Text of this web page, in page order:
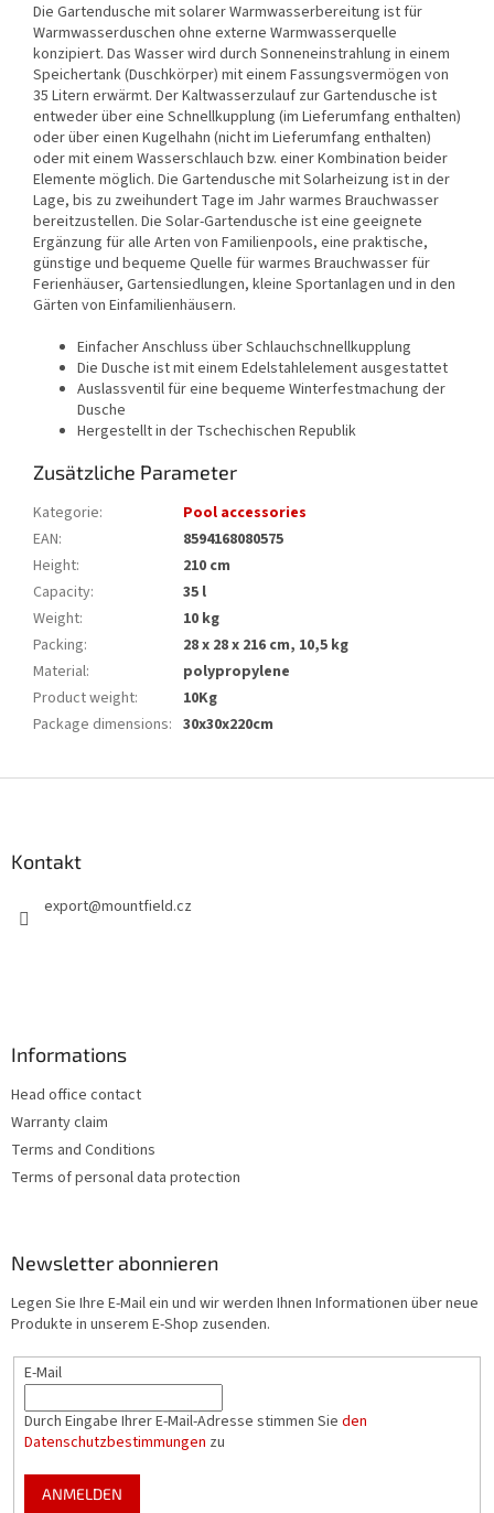
Die Gartendusche mit solarer Warmwasserbereitung ist für
Warmwasserduschen ohne externe Warmwasserquelle
konzipiert. Das Wasser wird durch Sonneneinstrahlung in einem
Speichertank (Duschkörper) mit einem Fassungsvermögen von
35 Litern erwärmt. Der Kaltwasserzulauf zur Gartendusche ist
entweder über eine Schnellkupplung (im Lieferumfang enthalten)
oder über einen Kugelhahn (nicht im Lieferumfang enthalten)
oder mit einem Wasserschlauch bzw. einer Kombination beider
Elemente möglich. Die Gartendusche mit Solarheizung ist in der
Lage, bis zu zweihundert Tage im Jahr warmes Brauchwasser
bereitzustellen. Die Solar-Gartendusche ist eine geeignete
Ergänzung für alle Arten von Familienpools, eine praktische,
günstige und bequeme Quelle für warmes Brauchwasser für
Ferienhäuser, Gartensiedlungen, kleine Sportanlagen und in den
Gärten von Einfamilienhäusern.
Einfacher Anschluss über Schlauchschnellkupplung
Die Dusche ist mit einem Edelstahlelement ausgestattet
Auslassventil für eine bequeme Winterfestmachung der
Dusche
Hergestellt in der Tschechischen Republik
Zusätzliche Parameter
Kategorie:
Pool accessories
EAN:
8594168080575
Height:
210 cm
Capacity:
35 l
Weight:
10 kg
Packing:
28 x 28 x 216 cm, 10,5 kg
Material:
polypropylene
Product weight:
10Kg
Package dimensions: 30x30x220cm
Kontakt
export@mountfield.cz
Informations
Head office contact
Warranty claim
Terms and Conditions
Terms of personal data protection
Newsletter abonnieren
Legen Sie Ihre E-Mail ein und wir werden Ihnen Informationen über neue
Produkte in unserem E-Shop zusenden.
E-Mail
Durch Eingabe Ihrer E-Mail-Adresse stimmen Sie den
Datenschutzbestimmungen zu
ANMELDEN